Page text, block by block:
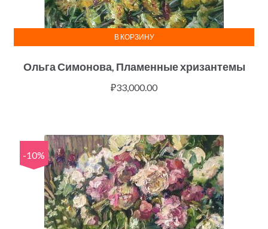
Ольга Симонова, Пламенные хризантемы
₽33,000.00
В КОРЗИНУ
-10%